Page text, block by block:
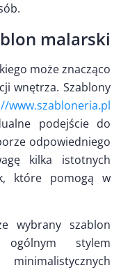
malarski
może znacząco
wnętrza. Szablony
www.szabloneria.pl
podejście do
odpowiedniego
kilka istotnych
które pomogą w
wybrany szablon
stylem